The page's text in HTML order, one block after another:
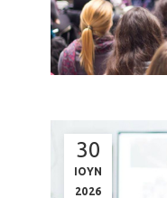
30
ΙΟΥΝ
2026